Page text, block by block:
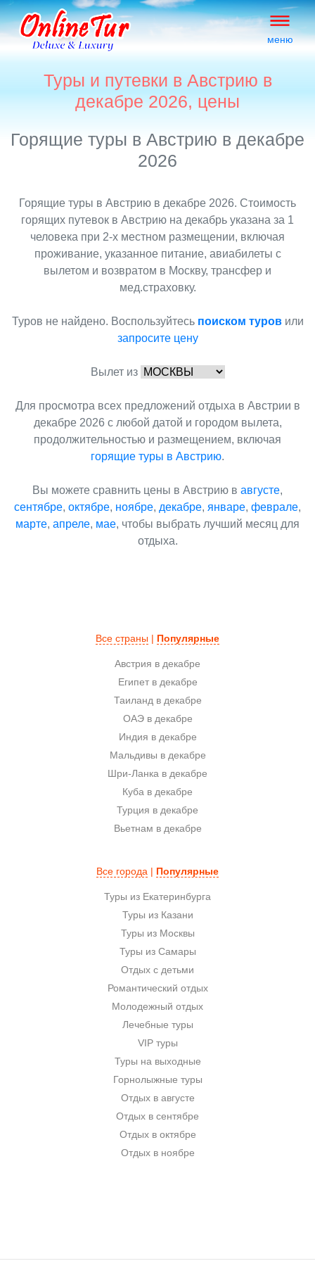
меню
Туры и путевки в Австрию в
декабре 2026, цены
Горящие туры в Австрию в декабре
2026
Горящие туры в Австрию в декабре 2026. Стоимость
горящих путевок в Австрию на декабрь указана за 1
человека при 2-х местном размещении, включая
проживание, указанное питание, авиабилеты с
вылетом и возвратом в Москву, трансфер и
мед.страховку.
Туров не найдено. Воспользуйтесь поиском туровили
запросите цену
Вылет из
Для просмотра всех предложений отдыха в Австрии в
декабре 2026 с любой датой и городом вылета,
продолжительностью и размещением, включая
горящие туры в Австрию.
Вы можете сравнить цены в Австрию в августе,
сентябре, октябре, ноябре, декабре, январе, феврале,
марте, апреле, мае, чтобы выбрать лучший месяц для
отдыха.
Все страны | Популярные
Австрия в декабре
Египет в декабре
Таиланд в декабре
ОАЭ в декабре
Индия в декабре
Мальдивы в декабре
Шри-Ланка в декабре
Куба в декабре
Турция в декабре
Вьетнам в декабре
Все города | Популярные
Туры из Екатеринбурга
Туры из Казани
Туры из Москвы
Туры из Самары
Отдых с детьми
Романтический отдых
Молодежный отдых
Лечебные туры
VIP туры
Туры на выходные
Горнолыжные туры
Отдых в августе
Отдых в сентябре
Отдых в октябре
Отдых в ноябре